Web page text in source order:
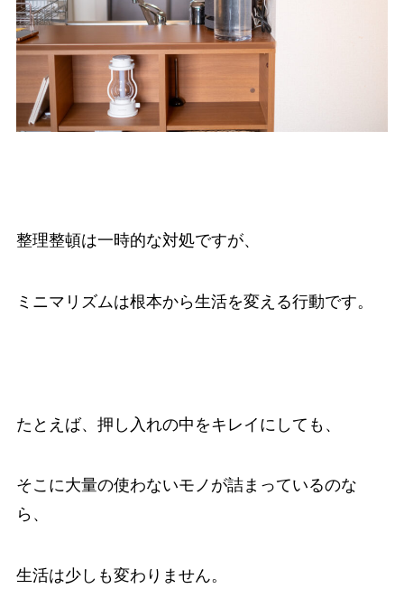
整理整頓は一時的な対処ですが、
ミニマリズムは根本から生活を変える行動です。
たとえば、押し入れの中をキレイにしても、
そこに大量の使わないモノが詰まっているのな
ら、
生活は少しも変わりません。